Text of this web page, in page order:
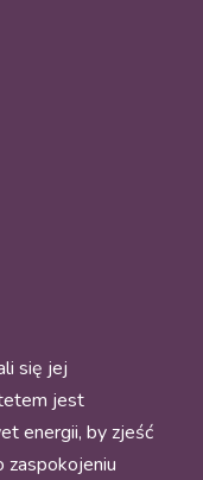
się jej
jest
energii, by zjeść
zaspokojeniu